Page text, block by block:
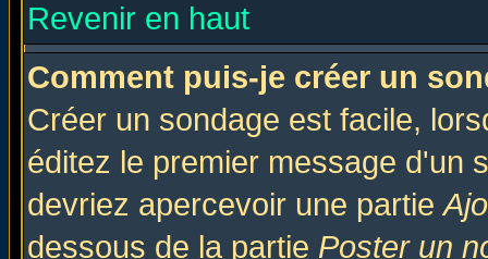
Revenir en haut
Comment puis-je créer un
Créer un sondage est facile,
éditez le premier message d'un
devriez apercevoir une partie
dessous de la partie Poster un